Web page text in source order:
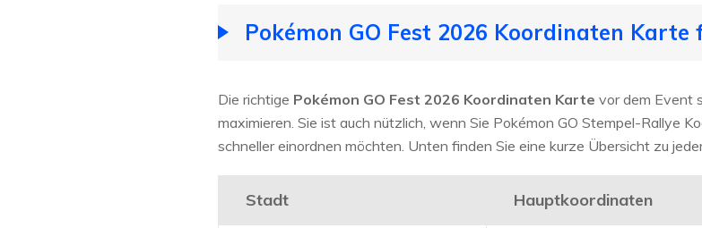
Pokémon GO Fest 2026 Koordinaten
Die richtige Pokémon GO Fest 2026 Koordinaten Karte vor dem Event
maximieren. Sie ist auch nützlich, wenn Sie Pokémon GO Stempel-Rallye
schneller einordnen möchten. Unten finden Sie eine kurze Übersicht zu
Stadt Hauptkoordinaten